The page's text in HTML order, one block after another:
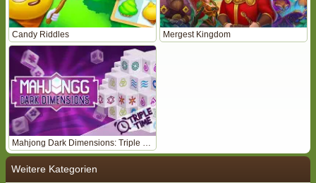
Candy Riddles Mergest Kingdom
Mahjong Dark Dimensions: Triple Time
Weitere Kategorien